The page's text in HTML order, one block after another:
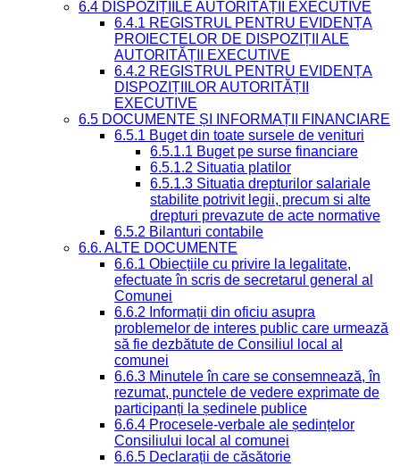
6.4 DISPOZIȚIILE AUTORITĂȚII EXECUTIVE
6.4.1 REGISTRUL PENTRU EVIDENȚA
PROIECTELOR DE DISPOZIȚII ALE
AUTORITĂȚII EXECUTIVE
6.4.2 REGISTRUL PENTRU EVIDENȚA
DISPOZIȚIILOR AUTORITĂȚII
EXECUTIVE
6.5 DOCUMENTE ȘI INFORMAȚII FINANCIARE
6.5.1 Buget din toate sursele de venituri
6.5.1.1 Buget pe surse financiare
6.5.1.2 Situatia platilor
6.5.1.3 Situatia drepturilor salariale
stabilite potrivit legii, precum si alte
drepturi prevazute de acte normative
6.5.2 Bilanturi contabile
6.6. ALTE DOCUMENTE
6.6.1 Obiecțiile cu privire la legalitate,
efectuate în scris de secretarul general al
Comunei
6.6.2 Informații din oficiu asupra
problemelor de interes public care urmează
să fie dezbătute de Consiliul local al
comunei
6.6.3 Minutele în care se consemnează, în
rezumat, punctele de vedere exprimate de
participanți la ședinele publice
6.6.4 Procesele-verbale ale ședințelor
Consiliului local al comunei
6.6.5 Declarații de căsătorie